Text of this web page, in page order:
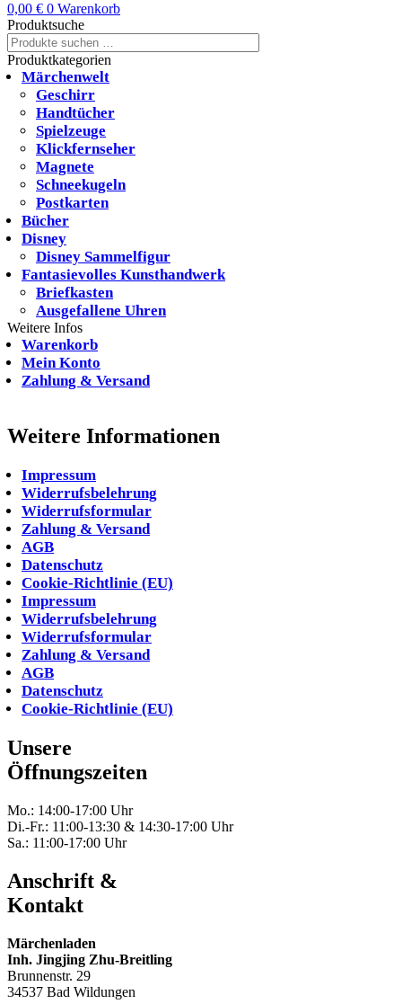
0,00 € 0 Warenkorb
Produktsuche
Suchen
nach:
Produktkategorien
Märchenwelt
Geschirr
Handtücher
Spielzeuge
Klickfernseher
Magnete
Schneekugeln
Postkarten
Bücher
Disney
Disney Sammelfigur
Fantasievolles Kunsthandwerk
Briefkasten
Ausgefallene Uhren
Weitere Infos
Warenkorb
Mein Konto
Zahlung & Versand
Weitere Informationen
Impressum
Widerrufsbelehrung
Widerrufsformular
Zahlung & Versand
AGB
Datenschutz
Cookie-Richtlinie (EU)
Impressum
Widerrufsbelehrung
Widerrufsformular
Zahlung & Versand
AGB
Datenschutz
Cookie-Richtlinie (EU)
Unsere
Öffnungszeiten
Mo.: 14:00-17:00 Uhr
Di.-Fr.: 11:00-13:30 & 14:30-17:00 Uhr
Sa.: 11:00-17:00 Uhr
Anschrift &
Kontakt
Märchenladen
Inh. Jingjing Zhu-Breitling
Brunnenstr. 29
34537 Bad Wildungen